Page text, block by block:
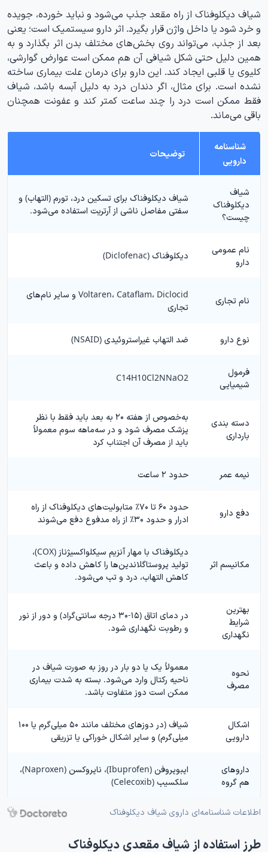
شیاف دیکلوفناک از راه مقعد جذب می‌شود و نباید خورده، جویده
و خرد شود یا داخل واژن قرار بگیرد. اثر دارو سیستمیک است؛ یعنی
بعد از جذب، می‌تواند روی بخش‌های مختلف بدن اثر بگذارد و به
همین دلیل حتی شکل شیافی آن هم ممکن است عوارض گوارشی،
کلیوی یا قلبی ایجاد کند. این دارو برای درمان علت بیماری ساخته
نشده است. برای مثال، اگر دندان درد به دلیل آبسه باشد، شیاف
فقط ممکن است درد را چند ساعت کمتر کند و عفونت همچنان
باقی می‌ماند.
شناسنامه
دارویی
توضیحات
شیاف
دیکلوفناک
چیست؟
شیاف دیکلوفناک برای تسکین درد، تورم (التهاب) و
سفتی مفاصل ناشی از آرتریت استفاده می‌شود.
نام عمومی
دارو
دیکلوفناک (Diclofenac)
نام تجاری
Voltaren، Cataflam، Diclocid و سایر نام‌های
تجاری
نوع دارو ضد التهاب غیراستروئیدی (NSAID)
فرمول
شیمیایی
C14H10Cl2NNaO2
دسته بندی
بارداری
به‌خصوص از هفته ۲۰ به بعد باید فقط با نظر
پزشک مصرف شود و در سه‌ماهه سوم معمولاً
باید از مصرف آن اجتناب کرد
نیمه عمر حدود ۲ ساعت
دفع دارو
حدود ۶۰ تا ۷۰٪ متابولیت‌های دیکلوفناک از راه
ادرار و حدود ۳۰٪ از راه مدفوع دفع می‌شوند
مکانیسم اثر
دیکلوفناک با مهار آنزیم سیکلواکسیژناز (COX)،
تولید پروستاگلاندین‌ها را کاهش داده و باعث
کاهش التهاب، درد و تب می‌شود.
بهترین
شرایط
نگهداری
در دمای اتاق (۱۵-۳۰ درجه سانتی‌گراد) و دور از نور
و رطوبت نگهداری شود.
نحوه
مصرف
معمولاً یک یا دو بار در روز به صورت شیاف در
ناحیه رکتال وارد می‌شود. بسته به شدت بیماری
ممکن است دوز متفاوت باشد.
اشکال
دارویی
شیاف (در دوزهای مختلف مانند ۵۰ میلی‌گرم یا ۱۰۰
میلی‌گرم) و سایر اشکال خوراکی یا تزریقی
داروهای
هم گروه
ایبوپروفن (Ibuprofen)، ناپروکسن (Naproxen)،
سلکسیب (Celecoxib)
اطلاعات شناسنامه‌ای داروی شیاف دیکلوفناک
طرز استفاده از شیاف مقعدی دیکلوفناک